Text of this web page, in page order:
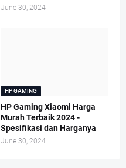
June 30, 2024
HP GAMING
HP Gaming Xiaomi Harga
Murah Terbaik 2024 -
Spesifikasi dan Harganya
June 30, 2024